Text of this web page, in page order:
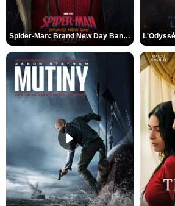
Spider-Man: Brand New Day Bande-annonce VO STFR